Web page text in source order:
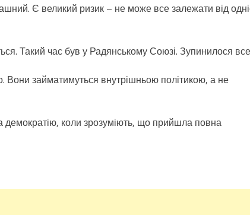
Є великий ризик – не може все залежати від
Такий час був у Радянському Союзі. Зупинилося
займатимуться внутрішньою політикою, а не
коли зрозуміють, що прийшла повна